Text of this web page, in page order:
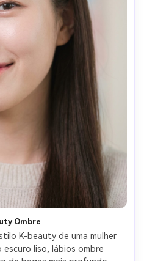
Ombre
K-beauty de uma mulher
escuro liso, lábios ombre